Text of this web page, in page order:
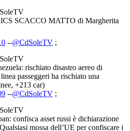
SCACCO MATTO di Margherita
--@CdSoleTV ;
rischiato disastro aereo di
passeggeri ha rischiato una
+213 car)
--@CdSoleTV ;
confisca asset russi è dichiarazione
mossa dell’UE per confiscare i